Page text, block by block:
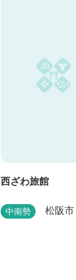
西ざわ旅館
中南勢 松阪市